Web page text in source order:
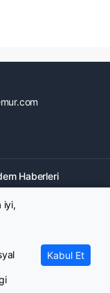
Haberleri
Haberleri
Haberleri
Verileri Haberleri
iyi,
Kabul Et